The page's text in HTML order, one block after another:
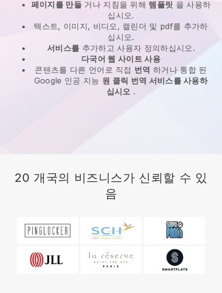
페이지를 만들거나 지침을 위해 템플릿 을 사용하
십시오.
텍스트, 이미지, 비디오, 캘린더 및 pdf를 추가하
십시오.
서비스를 추가하고 사용자 정의하십시오.
다국어 웹 사이트 사용
콘텐츠를 다른 언어로 직접 번역 하거나 통합 된
Google 인공 지능 원 클릭 번역 서비스를 사용하
십시오 .
20 개국의 비즈니스가 신뢰할 수 있
음